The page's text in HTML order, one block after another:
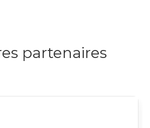
partenaires